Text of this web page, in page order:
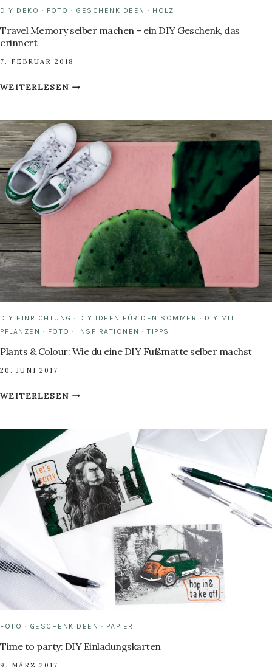
DIY DEKO · FOTO · GESCHENKIDEEN · HOLZ
Travel Memory selber machen – ein DIY Geschenk, das
erinnert
7. FEBRUAR 2018
WEITERLESENTRAVEL
MACHEN
–
EIN
DIY
GESCHENK,
DAS
ERINNERT
DIY EINRICHTUNG · DIY IDEEN FÜR DEN SOMMER · DIY MIT
PFLANZEN · FOTO · INSPIRATIONEN ·TIPPS
Plants & Colour: Wie du eine DIY Fußmatte selber machst
20. JUNI 2017
WEITERLESENPLANTS
DU
EINE
DIY
FUSSMATTE S
ELBER M
ACHST
FOTO · GESCHENKIDEEN · PAPIER
Time to party: DIY Einladungskarten